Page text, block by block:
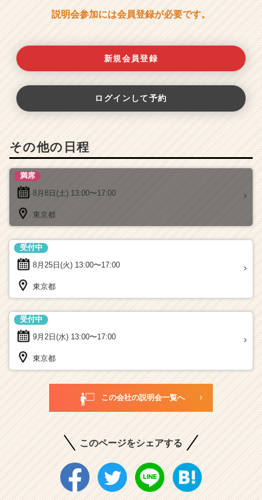
説明会参加には会員登録が必要です。
新規会員登録
ログインして予約
その他の日程
8月8日(土) 13:00〜17:00
満席
東京都
8月25日(火) 13:00〜17:00
受付中
東京都
9月2日(水) 13:00〜17:00
受付中
東京都
この会社の説明会一覧へ
このページをシェアする